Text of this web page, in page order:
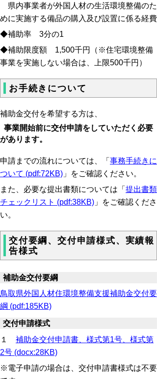
県内事業者が外国人材の生活環境整備のた
めに実施する備品の購入及び設置に係る経費
◆補助率 3分の1
◆補助限度額 1,500千円（※住宅環境整備
事業を実施しない場合は、上限500千円 ）
お手続きについて
補助金交付を希望する方は、
事業開始前に交付申請をしていただく必要
があります。
申請までの流れについては、「 事務手続きに
ついて (pdf:72KB) 」をご確認ください。
また、必要な提出書類については「 提出書類
チェックリスト (pdf:38KB) 」をご確認くださ
い。
交付要綱、交付申請様式、実績報
告様式
補助金交付要綱
鳥取県外国人材住環境整備支援補助金交付要
綱 (pdf:185KB)
交付申請様式
１ 補助金交付申請書、様式第1号、様式第
2号 (docx:28KB)
※電子申請の場合は、交付申請書様式は不要